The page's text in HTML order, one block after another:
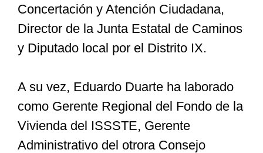
Concertación y Atención Ciudadana,
Director de la Junta Estatal de Caminos
y Diputado local por el Distrito IX.
A su vez, Eduardo Duarte ha laborado
como Gerente Regional del Fondo de la
Vivienda del ISSSTE, Gerente
Administrativo del otrora Consejo